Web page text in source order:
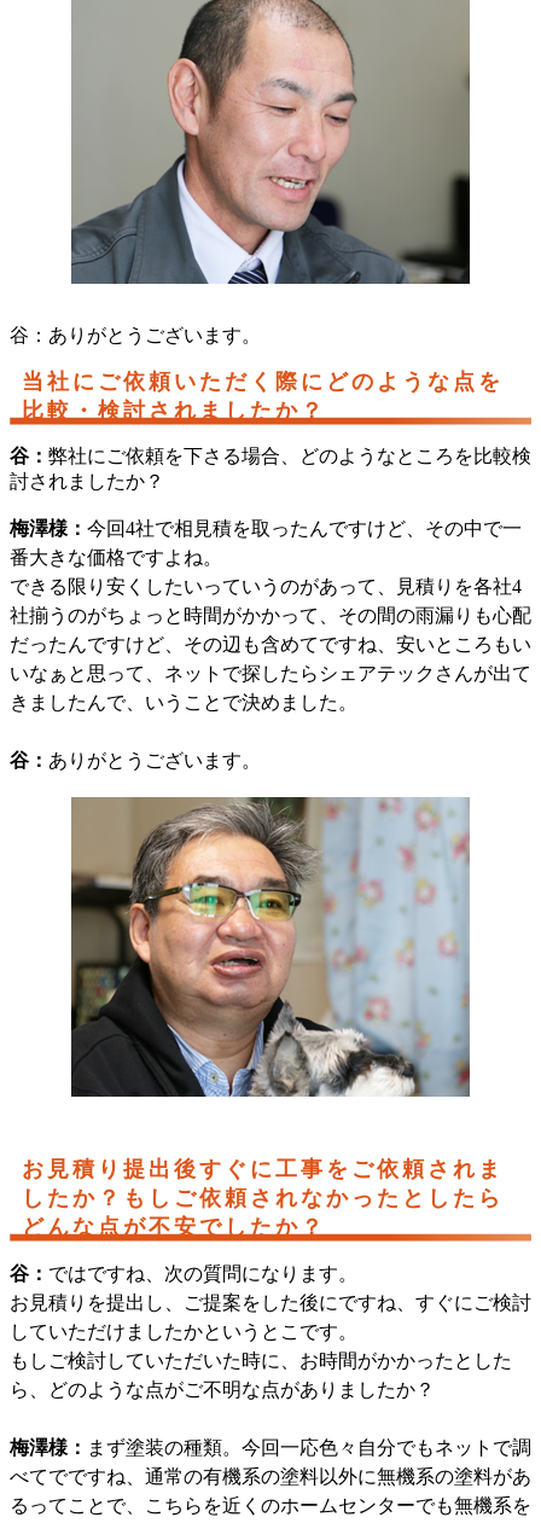
谷：ありがとうございます。
当社にご依頼いただく際にどのような点を
比較・検討されましたか？
谷： 弊社にご依頼を下さる場合、どのようなところを比較検
討されましたか？
梅澤様： 今回4社で相見積を取ったんですけど、その中で一
番大きな価格ですよね。
できる限り安くしたいっていうのがあって、見積りを各社4
社揃うのがちょっと時間がかかって、その間の雨漏りも心配
だったんですけど、その辺も含めてですね、安いところもい
いなぁと思って、ネットで探したらシェアテックさんが出て
きましたんで、いうことで決めました。
谷： ありがとうございます。
お見積り提出後すぐに工事をご依頼されま
したか？もしご依頼されなかったとしたら
どんな点が不安でしたか？
谷： ではですね、次の質問になります。
お見積りを提出し、ご提案をした後にですね、すぐにご検討
していただけましたかというとこです。
もしご検討していただいた時に、お時間がかかったとした
ら、どのような点がご不明な点がありましたか？
梅澤様： まず塗装の種類。今回一応色々自分でもネットで調
べてでですね、通常の有機系の塗料以外に無機系の塗料があ
るってことで、こちらを近くのホームセンターでも無機系を